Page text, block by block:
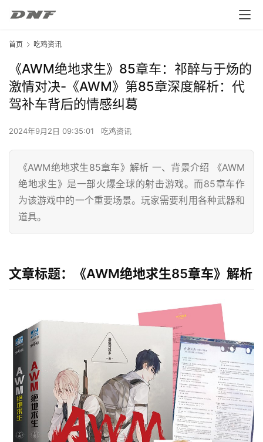
首页 吃鸡资讯
《AWM绝地求生》85章车：祁醉与于炀的
激情对决-《AWM》第85章深度解析：代
驾补车背后的情感纠葛
2024年9月2日 09:35:01 吃鸡资讯
《AWM绝地求生85章车》解析 一、背景介绍 《AWM
绝地求生》是一部火爆全球的射击游戏。而85章车作
为该游戏中的一个重要场景。玩家需要利用各种武器和
道具。
文章标题：《AWM绝地求生85章车》解析